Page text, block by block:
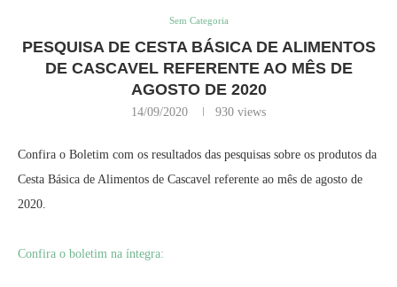
Sem Categoria
PESQUISA DE CESTA BÁSICA DE ALIMENTOS
DE CASCAVEL REFERENTE AO MÊS DE
AGOSTO DE 2020
14/09/2020 930 views
Confira o Boletim com os resultados das pesquisas sobre os produtos da
Cesta Básica de Alimentos de Cascavel referente ao mês de agosto de
2020.
Confira o boletim na íntegra: